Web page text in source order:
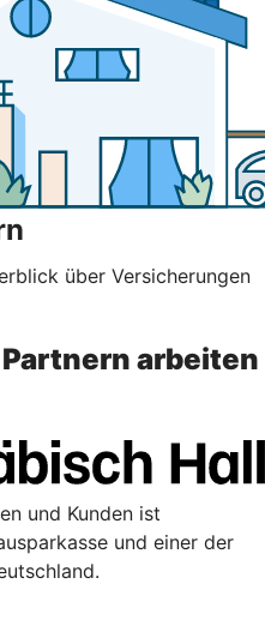
über Versicherungen
arbeiten
und Kunden ist
und einer der